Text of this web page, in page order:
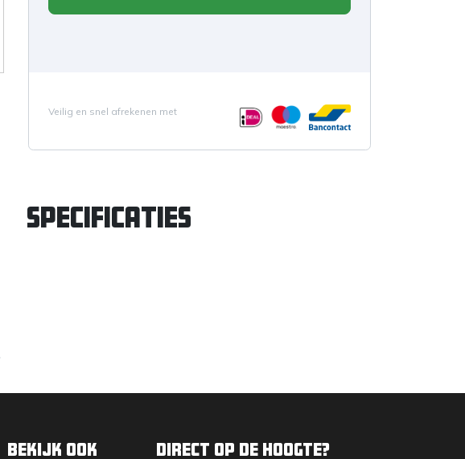
Veilig en snel afrekenen met
Specificaties
Direct op de hoogte?
Bekijk ook